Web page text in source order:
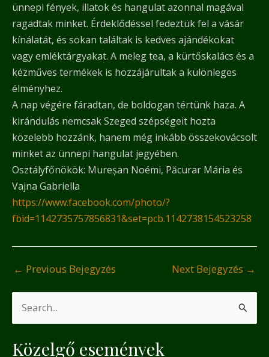
ünnepi fények, illatok és hangulat azonnal magával
ragadtak minket. Érdeklődéssel fedeztük fel a vásár
kínálatát, és sokan találtak is kedves ajándékokat
vagy emléktárgyakat. A meleg tea, a kürtőskalács és a
kézműves termékek is hozzájárultak a különleges
élményhez.
A nap végére fáradtan, de boldogan tértünk haza. A
kirándulás nemcsak Szeged szépségeit hozta
közelebb hozzánk, hanem még inkább összekovácsolt
minket az ünnepi hangulat jegyében.
Osztályfőnökök: Mureșan Noémi, Păcurar Mária és
Vajna Gabriella
https://www.facebook.com/photo/?
fbid=1142735757856831&set=pcb.1142738154523258
← Previous Bejegyzés Next Bejegyzés →
a
Közelgő események